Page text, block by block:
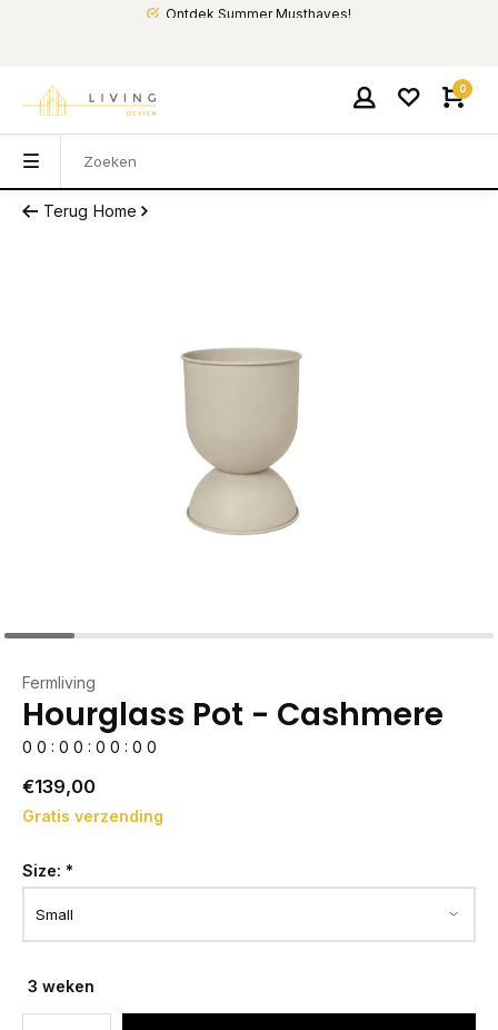
Ontdek Summer Musthaves!
0
Terug Home
Fermliving
Hourglass Pot - Cashmere
0 0 : 0 0 : 0 0 : 0 0
€139,00
Gratis verzending
Size: *
3 weken